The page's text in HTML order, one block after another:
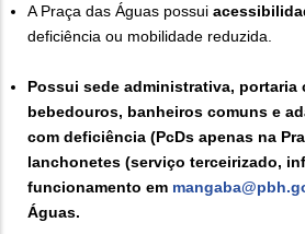
A Praça das Águas possui
deficiência ou mobilidade reduzida.
Possui sede administrativa, portaria
bebedouros, banheiros comuns e
com deficiência (PcDs apenas na
lanchonetes (serviço terceirizado,
funcionamento em
Águas.